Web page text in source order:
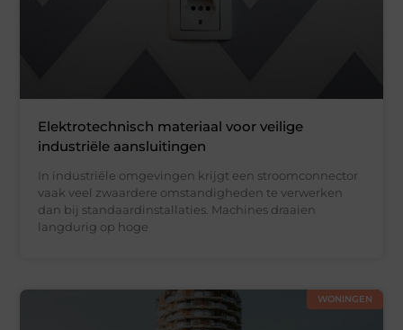
Elektrotechnisch materiaal voor veilige
industriële aansluitingen
In industriële omgevingen krijgt een stroomconnector
vaak veel zwaardere omstandigheden te verwerken
dan bij standaardinstallaties. Machines draaien
langdurig op hoge
WONINGEN